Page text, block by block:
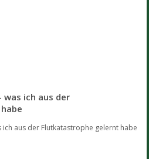
was ich aus der